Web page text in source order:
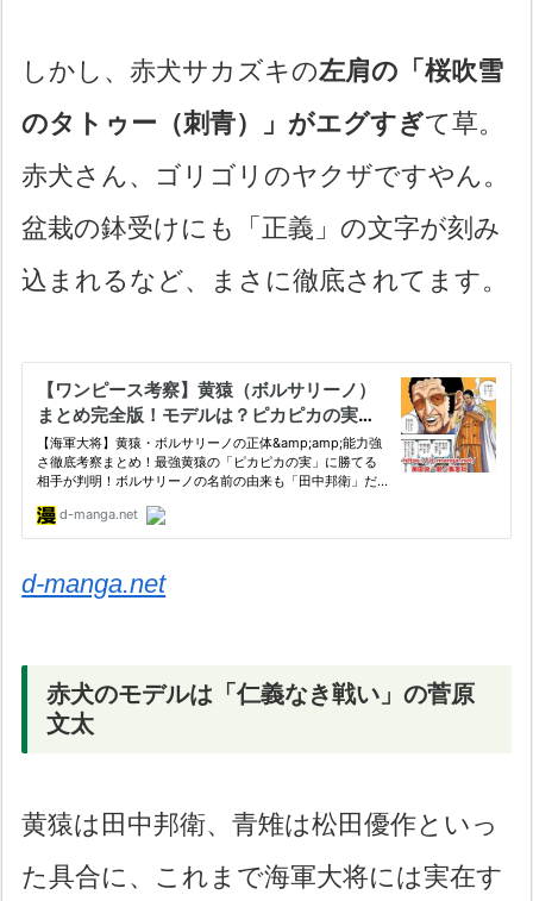
しかし、赤犬サカズキの左肩の「桜吹雪
のタトゥー（刺青）」がエグすぎて草。
赤犬さん、ゴリゴリのヤクザですやん。
盆栽の鉢受けにも「正義」の文字が刻み
込まれるなど、まさに徹底されてます。
d-manga.net
赤犬のモデルは「仁義なき戦い」の菅原
文太
黄猿は田中邦衛、青雉は松田優作といっ
た具合に、これまで海軍大将には実在す